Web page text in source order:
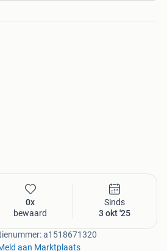
0x
bewaard
Sinds
3 okt '25
a1518671320
aan Marktplaats